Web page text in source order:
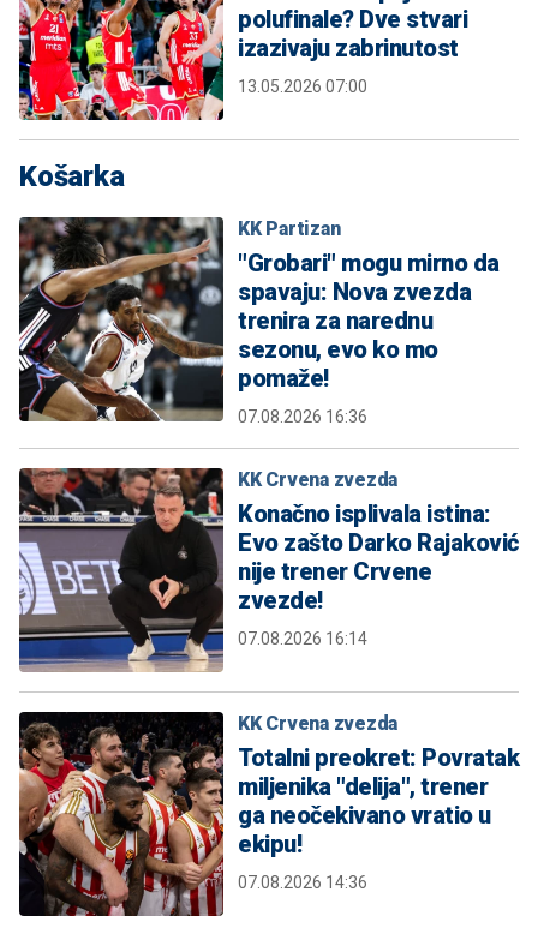
polufinale? Dve stvari
izazivaju zabrinutost
13.05.2026 07:00
Košarka
KK Partizan
"Grobari" mogu mirno da
spavaju: Nova zvezda
trenira za narednu
sezonu, evo ko mo
pomaže!
07.08.2026 16:36
KK Crvena zvezda
Konačno isplivala istina:
Evo zašto Darko Rajaković
nije trener Crvene
zvezde!
07.08.2026 16:14
KK Crvena zvezda
Totalni preokret: Povratak
miljenika "delija", trener
ga neočekivano vratio u
ekipu!
07.08.2026 14:36